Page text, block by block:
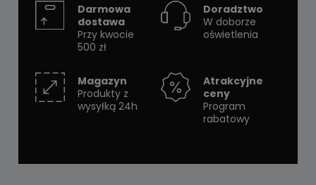
Darmowa
dostawa
Przy kwocie
500 zł
Doradztwo
W doborze
oświetlenia
Magazyn
Produkty z
wysyłką 24h
Atrakcyjne
ceny
Program
rabatowy